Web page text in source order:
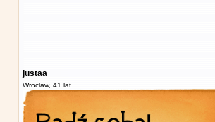
justaa
Wrocław, 41 lat